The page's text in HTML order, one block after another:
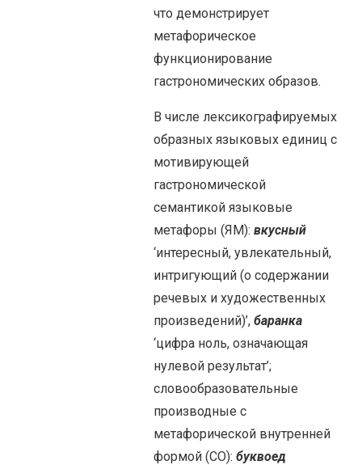
что демонстрирует
метафорическое
функционирование
гастрономических образов.
В числе лексикографируемых
образных языковых единиц с
мотивирующей
гастрономической
семантикой языковые
метафоры (ЯМ): вкусный
‘интересный, увлекательный,
интригующий (о содержании
речевых и художественных
произведений)’, баранка
‘цифра ноль, означающая
нулевой результат’;
словообразовательные
производные с
метафорической внутренней
формой (СО): буквоед